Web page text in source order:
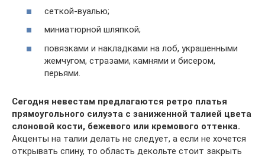
сеткой-вуалью;
миниатюрной шляпкой;
повязками и накладками на лоб, украшенными
жемчугом, стразами, камнями и бисером,
перьями.
Сегодня невестам предлагаются ретро платья
прямоугольного силуэта с заниженной талией цвета
слоновой кости, бежевого или кремового оттенка.
Акценты на талии делать не следует, а если не хочется
открывать спину, то область декольте стоит закрыть